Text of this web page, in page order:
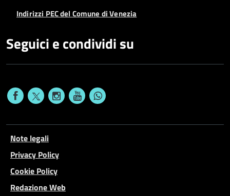
Indirizzi PEC del Comune di Venezia
Seguici e condividi su
Note legali
Privacy Policy
Cookie Policy
Redazione Web